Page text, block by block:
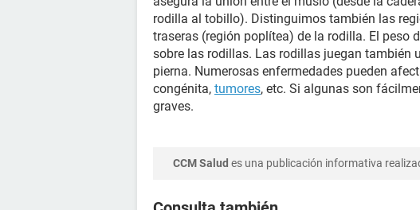
rodilla al tobillo). Distinguimos también las
traseras (región poplítea) de la rodilla. El peso
sobre las rodillas. Las rodillas juegan también
pierna. Numerosas enfermedades pueden
congénita, tumores, etc. Si algunas son
graves.
CCM Salud es una publicación informativa